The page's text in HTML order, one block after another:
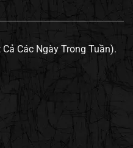
Các Ngày Trong Tuần).